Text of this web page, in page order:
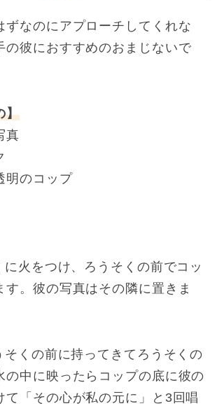
ずなのにアプローチしてくれな
の彼におすすめのおまじないで
】
真
明のコップ
火をつけ、ろうそくの前でコッ
す。彼の写真はその隣に置きま
そくの前に持ってきてろうそくの
の中に映ったらコップの底に彼の
て「その心が私の元に」と3回唱